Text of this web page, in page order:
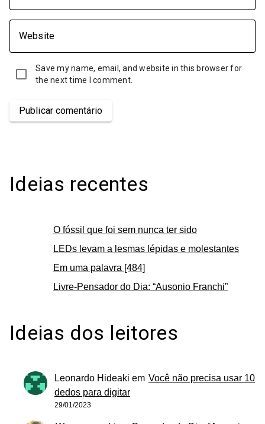
Website
Save my name, email, and website in this browser for
the next time I comment.
Publicar comentário
Ideias recentes
O fóssil que foi sem nunca ter sido
LEDs levam a lesmas lépidas e molestantes
Em uma palavra [484]
Livre-Pensador do Dia: “Ausonio Franchi”
Ideias dos leitores
Leonardo Hideaki em Você não precisa usar 10
dedos para digitar
29/01/2023